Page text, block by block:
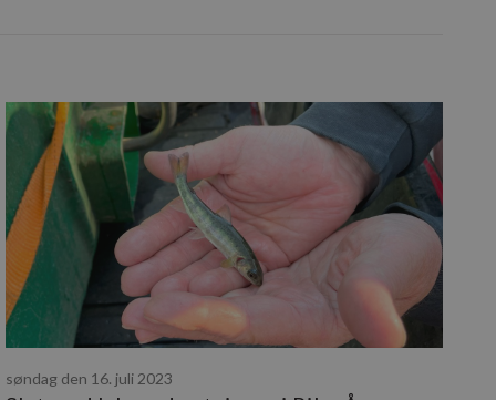
søndag den 16. juli 2023